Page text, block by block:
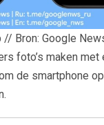
Bron: Google
foto’s maken
de smartphone